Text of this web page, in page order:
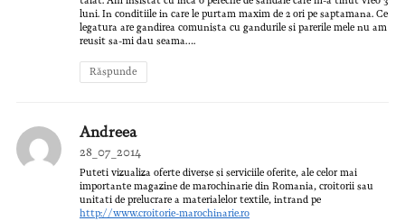
luni. In conditiile in care le purtam maxim de 2 ori pe saptamana. Ce
legatura are gandirea comunista cu gandurile si parerile mele nu am
reusit sa-mi dau seama….
Răspunde
Andreea
28_07_2014
Puteti vizualiza oferte diverse si serviciile oferite, ale celor mai
importante magazine de marochinarie din Romania, croitorii sau
unitati de prelucrare a materialelor textile, intrand pe
http://www.croitorie-marochinarie.ro